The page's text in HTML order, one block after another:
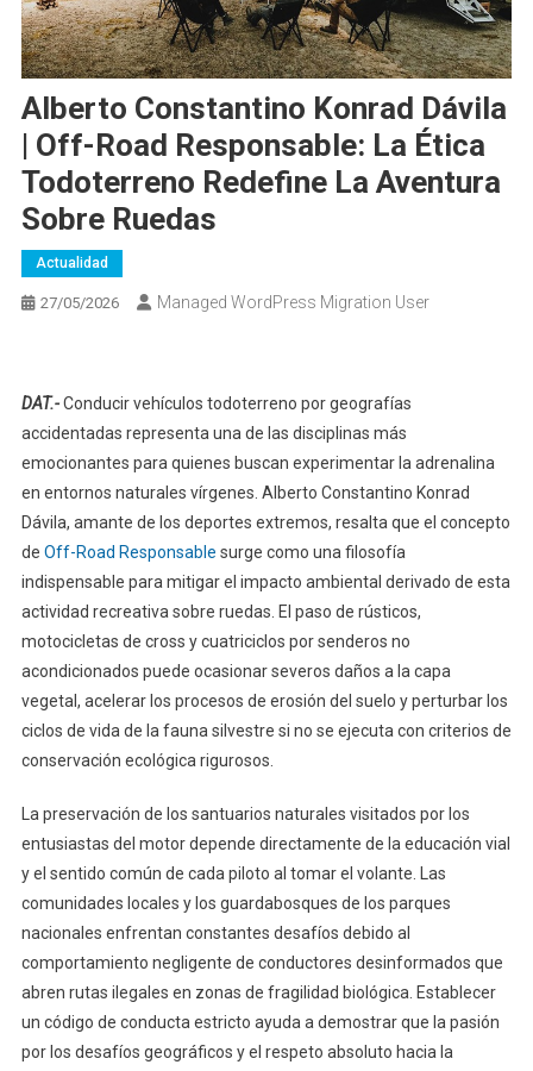
Alberto Constantino Konrad Dávila
| Off-Road Responsable: La Ética
Todoterreno Redefine La Aventura
Sobre Ruedas
Actualidad
27/05/2026 Managed WordPress Migration User
DAT.-Conducir vehículos todoterreno por geografías
accidentadas representa una de las disciplinas más
emocionantes para quienes buscan experimentar la adrenalina
en entornos naturales vírgenes. Alberto Constantino Konrad
Dávila, amante de los deportes extremos, resalta que el concepto
de Off-Road Responsable surge como una filosofía
indispensable para mitigar el impacto ambiental derivado de esta
actividad recreativa sobre ruedas. El paso de rústicos,
motocicletas de cross y cuatriciclos por senderos no
acondicionados puede ocasionar severos daños a la capa
vegetal, acelerar los procesos de erosión del suelo y perturbar los
ciclos de vida de la fauna silvestre si no se ejecuta con criterios de
conservación ecológica rigurosos.
La preservación de los santuarios naturales visitados por los
entusiastas del motor depende directamente de la educación vial
y el sentido común de cada piloto al tomar el volante. Las
comunidades locales y los guardabosques de los parques
nacionales enfrentan constantes desafíos debido al
comportamiento negligente de conductores desinformados que
abren rutas ilegales en zonas de fragilidad biológica. Establecer
un código de conducta estricto ayuda a demostrar que la pasión
por los desafíos geográficos y el respeto absoluto hacia la